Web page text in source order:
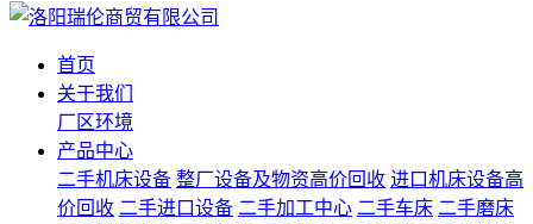
首页
关于我们
厂区环境
产品中心
二手机床设备 整厂设备及物资高价回收 进口机床设备高
价回收 二手进口设备 二手加工中心 二手车床 二手磨床